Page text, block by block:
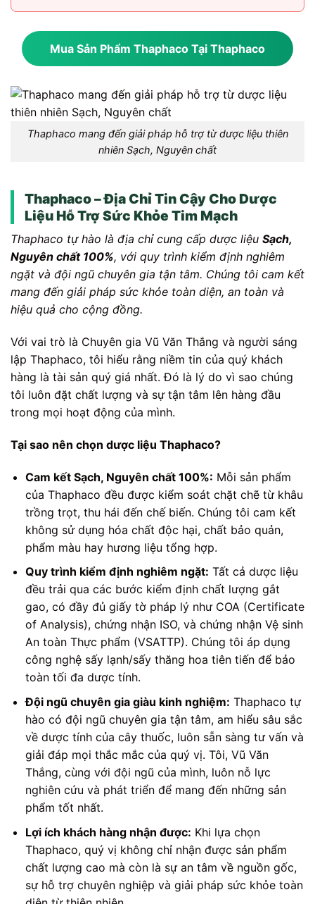
Mua Sản Phẩm Thaphaco Tại Thaphaco
Thaphaco mang đến giải pháp hỗ trợ từ dược liệu thiên
nhiên Sạch, Nguyên chất
Thaphaco – Địa Chỉ Tin Cậy Cho Dược
Liệu Hỗ Trợ Sức Khỏe Tim Mạch
Thaphaco tự hào là địa chỉ cung cấp dược liệu Sạch,
Nguyên chất 100%, với quy trình kiểm định nghiêm
ngặt và đội ngũ chuyên gia tận tâm. Chúng tôi cam kết
mang đến giải pháp sức khỏe toàn diện, an toàn và
hiệu quả cho cộng đồng.
Với vai trò là Chuyên gia Vũ Văn Thắng và người sáng
lập Thaphaco, tôi hiểu rằng niềm tin của quý khách
hàng là tài sản quý giá nhất. Đó là lý do vì sao chúng
tôi luôn đặt chất lượng và sự tận tâm lên hàng đầu
trong mọi hoạt động của mình.
Tại sao nên chọn dược liệu Thaphaco?
Cam kết Sạch, Nguyên chất 100%: Mỗi sản phẩm
của Thaphaco đều được kiểm soát chặt chẽ từ khâu
trồng trọt, thu hái đến chế biến. Chúng tôi cam kết
không sử dụng hóa chất độc hại, chất bảo quản,
phẩm màu hay hương liệu tổng hợp.
Quy trình kiểm định nghiêm ngặt: Tất cả dược liệu
đều trải qua các bước kiểm định chất lượng gắt
gao, có đầy đủ giấy tờ pháp lý như COA (Certificate
of Analysis), chứng nhận ISO, và chứng nhận Vệ sinh
An toàn Thực phẩm (VSATTP). Chúng tôi áp dụng
công nghệ sấy lạnh/sấy thăng hoa tiên tiến để bảo
toàn tối đa dược tính.
Đội ngũ chuyên gia giàu kinh nghiệm: Thaphaco tự
hào có đội ngũ chuyên gia tận tâm, am hiểu sâu sắc
về dược tính của cây thuốc, luôn sẵn sàng tư vấn và
giải đáp mọi thắc mắc của quý vị. Tôi, Vũ Văn
Thắng, cùng với đội ngũ của mình, luôn nỗ lực
nghiên cứu và phát triển để mang đến những sản
phẩm tốt nhất.
Lợi ích khách hàng nhận được: Khi lựa chọn
Thaphaco, quý vị không chỉ nhận được sản phẩm
chất lượng cao mà còn là sự an tâm về nguồn gốc,
sự hỗ trợ chuyên nghiệp và giải pháp sức khỏe toàn